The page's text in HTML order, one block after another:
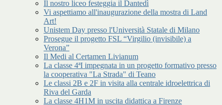
Il nostro liceo festeggia il Dantedì
Vi aspettiamo all'inaugurazione della mostra di Land
Art!
Unistem Day presso l'Università Statale di Milano
Prosegue il progetto FSL “Virgilio (invisibile) a
Verona”
Il Medi al Certamen Livianum
La classe 4ªI impegnata in un progetto formativo presso
la cooperativa "La Strada" di Teano
Le classi 2B e 2F in visita alla centrale idroelettrica di
Riva del Garda
La classe 4H1M in uscita didattica a Firenze